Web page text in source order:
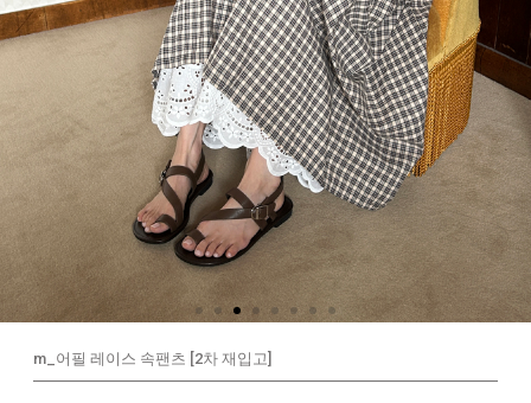
m_어필 레이스 속팬츠 [2차 재입고]